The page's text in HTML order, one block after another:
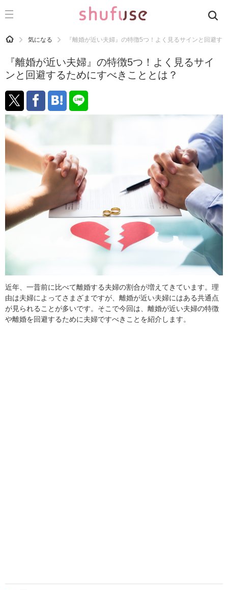
CATEGORY 記事カテゴリ
運気
洗濯
生活の知恵
お金
掃除
マナー
食材辞典
おすすめ
HOME 気になる 『離婚が近い夫婦』の特徴5つ！よく見るサインと回避す
『離婚が近い夫婦』の特徴5つ！よく見るサイ
ンと回避するためにすべきこととは？
近年、一昔前に比べて離婚する夫婦の割合が増えてきています。理
由は夫婦によってさまざまですが、離婚が近い夫婦にはある共通点
が見られることが多いです。そこで今回は、離婚が近い夫婦の特徴
や離婚を回避するために夫婦ですべきことを紹介します。